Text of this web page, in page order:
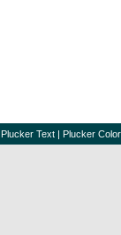
Plucker Text | Plucker Color